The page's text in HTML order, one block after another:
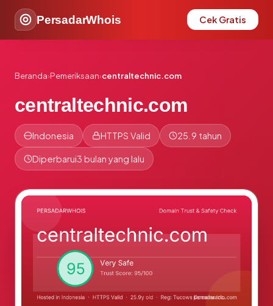
PersadarWhois Cek Gratis
Beranda›Pemeriksaan›centraltechnic.com
centraltechnic.com
Indonesia HTTPS Valid 25.9 tahun
Diperbarui3 bulan yang lalu